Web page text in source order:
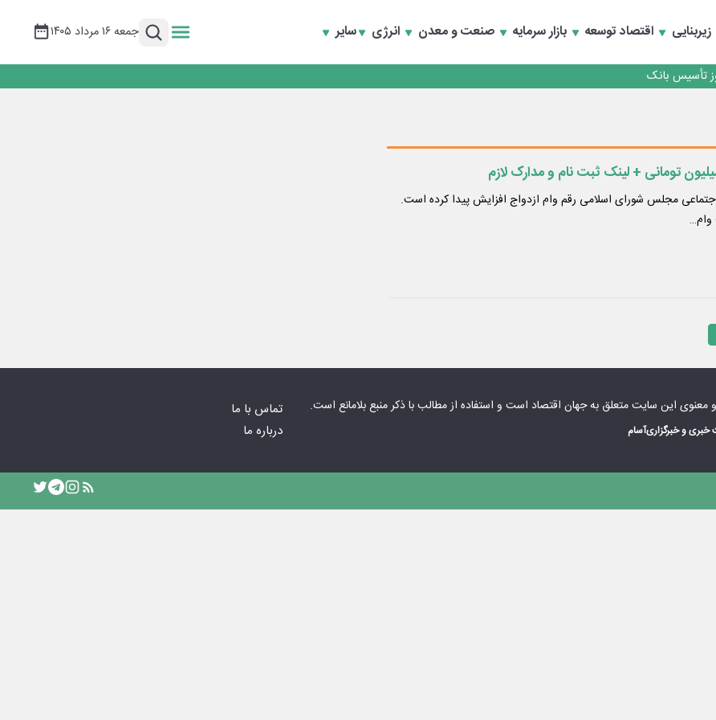
زیربنایی اقتصاد توسعه بازار سرمایه صنعت و معدن انرژی سایر جمعه ۱۶ مرداد ۱۴۰۵
و بازسازی اعتماد مشتریان
مجلس شورای اسلامی رقم وام ازدواج افزایش پیدا کرده است.
معنوی این سایت متعلق بهجهان اقتصاد است و استفاده از مطالب با ذکر منبع بلامانع است.
و خبرگزاریآسام
تماس با ما
درباره ما